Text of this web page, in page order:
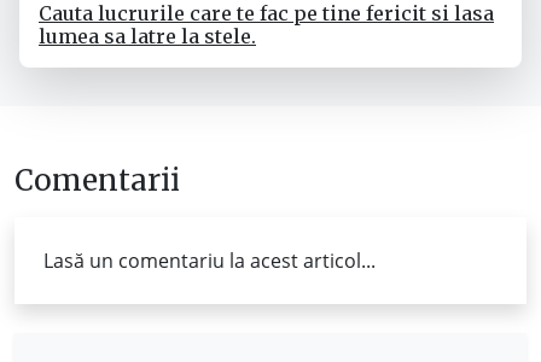
Cauta lucrurile care te fac pe tine fericit si lasa
lumea sa latre la stele.
Comentarii
Lasă un comentariu la acest articol...